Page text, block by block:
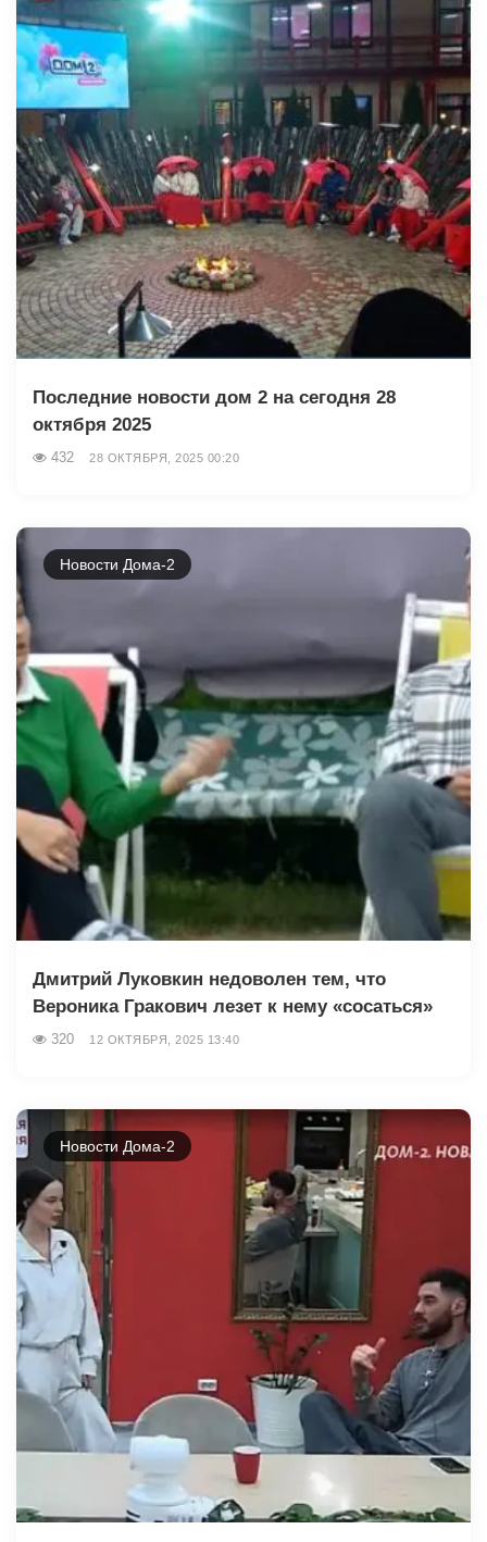
Последние новости дом 2 на сегодня 28
октября 2025
432 28 ОКТЯБРЯ, 2025 00:20
Новости Дома-2
Дмитрий Луковкин недоволен тем, что
Вероника Гракович лезет к нему «сосаться»
320 12 ОКТЯБРЯ, 2025 13:40
Новости Дома-2